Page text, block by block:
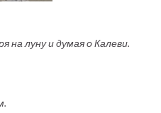
на луну и думая о Калеви.